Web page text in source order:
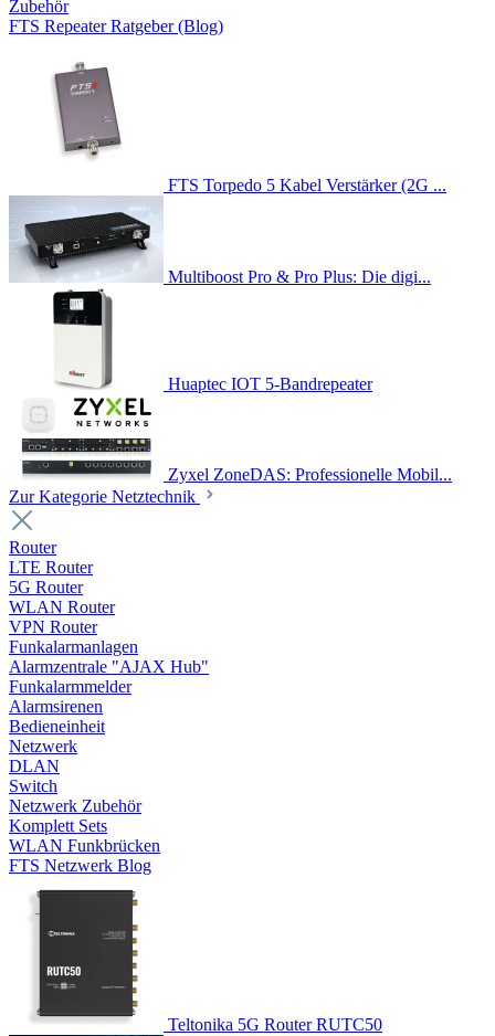
Zubehör
FTS Repeater Ratgeber (Blog)
FTS Torpedo 5 Kabel Verstärker (2G ...
Multiboost Pro & Pro Plus: Die digi...
Huaptec IOT 5-Bandrepeater
Zyxel ZoneDAS: Professionelle Mobil...
Zur Kategorie Netztechnik
Router
LTE Router
5G Router
WLAN Router
VPN Router
Funkalarmanlagen
Alarmzentrale "AJAX Hub"
Funkalarmmelder
Alarmsirenen
Bedieneinheit
Netzwerk
DLAN
Switch
Netzwerk Zubehör
Komplett Sets
WLAN Funkbrücken
FTS Netzwerk Blog
Teltonika 5G Router RUTC50